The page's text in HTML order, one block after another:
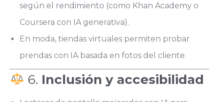
según el rendimiento (como Khan Academy o
Coursera con IA generativa).
En moda, tiendas virtuales permiten probar
prendas con IA basada en fotos del cliente.
6. Inclusión y accesibilidad